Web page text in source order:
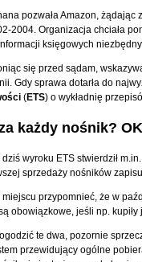
pozwała Amazon, żądając
2004. Organizacja chciała
księgowych
się przed sądam,
Gdy sprawa dotarła do
(ETS) o wykładnię
każdy nośnik?
wyroku ETS stwierdził
sprzedaży nośników
miejscu przypomnieć, że w
obowiązkowe, jeśli np.
te dwa, pozornie
przewidujący ogólne